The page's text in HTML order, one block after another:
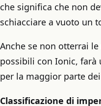
che significa che non
schiacciare a vuoto un
Anche se non otterrai
possibili con Ionic, farà
per la maggior parte
Classificazione di